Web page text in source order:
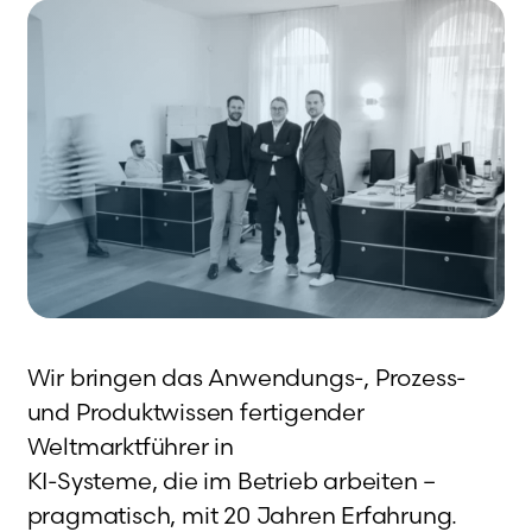
Wir bringen das Anwendungs-, Prozess-
und Produktwissen fertigender
Weltmarktführer in
KI-Systeme, die im Betrieb arbeiten –
pragmatisch, mit 20 Jahren Erfahrung.